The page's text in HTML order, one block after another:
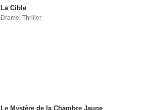
La Cible
Drame ,Thriller
Le Mystère de la Chambre Jaune